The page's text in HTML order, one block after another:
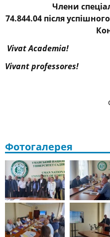
Члени
74.844.04 після
Vivat Academia!
Vivantprofessores!
Фотогалерея